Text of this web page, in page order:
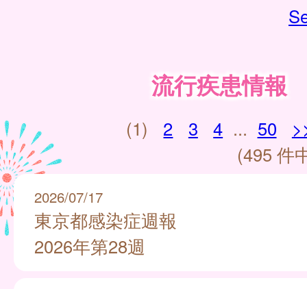
流行疾患情報
(1) 2 3 4 ... 50
(495 件
2026/07/17
東京都感染症週報
2026年第28週